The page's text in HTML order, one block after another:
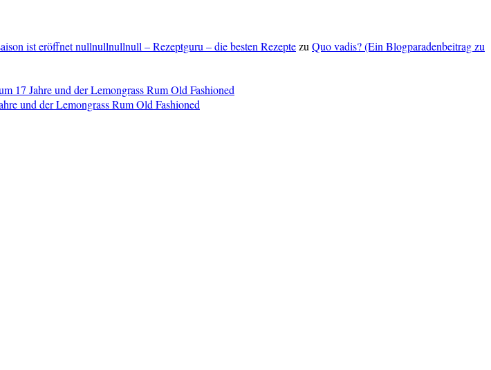
ist eröffnet nullnullnullnull – Rezeptguru – die besten Rezeptezu Quo vadis? (Ein Blogparadenbeitrag zu
17 Jahre und der Lemongrass Rum Old Fashioned
und der Lemongrass Rum Old Fashioned